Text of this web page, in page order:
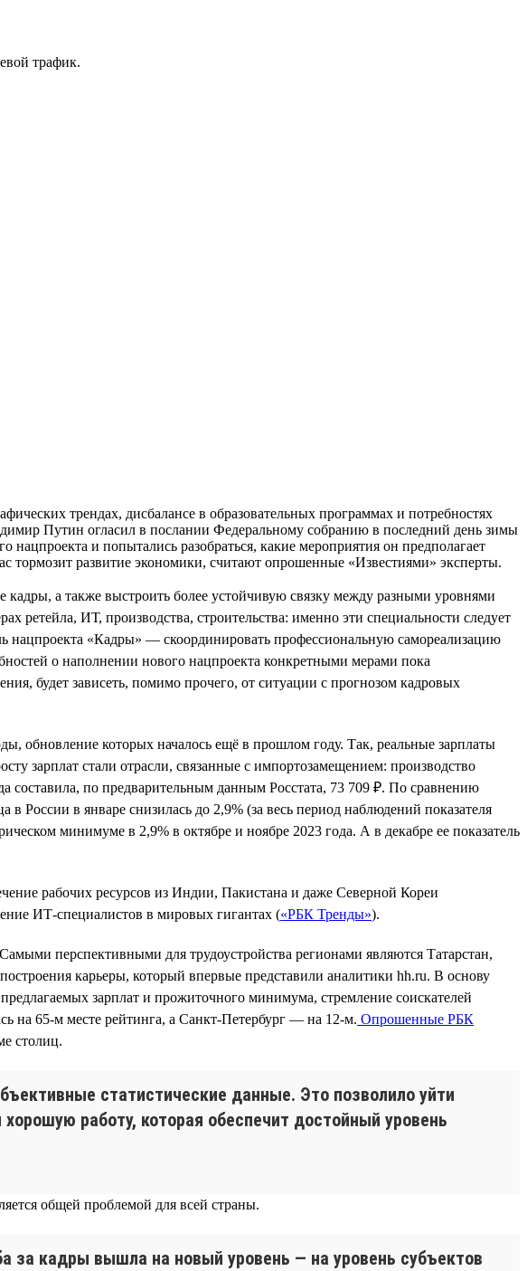
трафик.
трендах, дисбалансе в образовательных программах и потребностях
Путин огласил в послании Федеральному собранию в последний день зимы
и попытались разобраться, какие мероприятия он предполагает
тормозит развитие экономики, считают опрошенные «Известиями» эксперты.
кадры, а также выстроить более устойчивую связку между разными уровнями
ИТ, производства, строительства: именно эти специальности следует
нацпроекта «Кадры» — скоординировать профессиональную самореализацию
о наполнении нового нацпроекта конкретными мерами пока
будет зависеть, помимо прочего, от ситуации с прогнозом кадровых
обновление которых началось ещё в прошлом году. Так, реальные зарплаты
зарплат стали отрасли, связанные с импортозамещением: производство
составила, по предварительным данным Росстата, 73 709 ₽. По сравнению
России в январе снизилась до 2,9% (за весь период наблюдений показателя
минимуме в 2,9% в октябре и ноябре 2023 года. А в декабре ее показатель
рабочих ресурсов из Индии, Пакистана и даже Северной Кореи
ИТ-специалистов в мировых гигантах («РБК Тренды»).
перспективными для трудоустройства регионами являются Татарстан,
карьеры, который впервые представили аналитики hh.ru. В основу
зарплат и прожиточного минимума, стремление соискателей
на 65-м месте рейтинга, а Санкт-Петербург — на 12-м. Опрошенные РБК
столиц.
статистические данные. Это позволило уйти
работу, которая обеспечит достойный уровень
общей проблемой для всей страны.
за кадры вышла на новый уровень — на уровень субъектов